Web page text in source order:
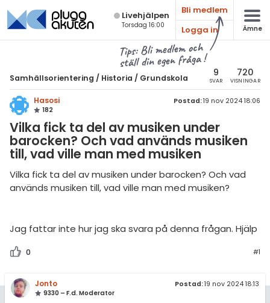
Live­hjälpen
Torsdag 16:00
Bli medlem
Logga in
Ämne
Tips: Bli medlem och
ställ din egen fråga !
Samhällsorientering / Historia / Grundskola 9
SVAR
720
VISNINGAR
Hasosi
182
Postad:19 nov 2024 18:06
Vilka fick ta del av musiken under
barocken? Och vad används musiken
till, vad ville man med musiken
Vilka fick ta del av musiken under barocken? Och vad
används musiken till, vad ville man med musiken?
Jag fattar inte hur jag ska svara på denna frågan. Hjälp
0 #1
Jonto
9330 – F.d. Moderator
Postad:19 nov 2024 18:13
& Bygg
språk
Alla ämnen
Alla trådar
Samhällsorientering
Historia
Grundskola
Universitet
Livehjälpen
Regler